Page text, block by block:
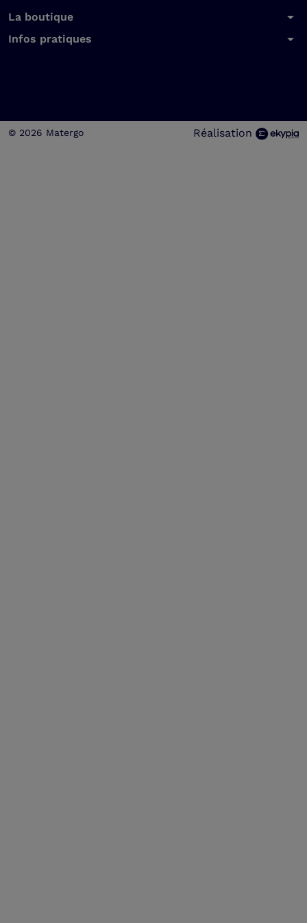
La boutique arrow_drop_down
Infos pratiques arrow_drop_down
© 2026 Matergo Réalisation